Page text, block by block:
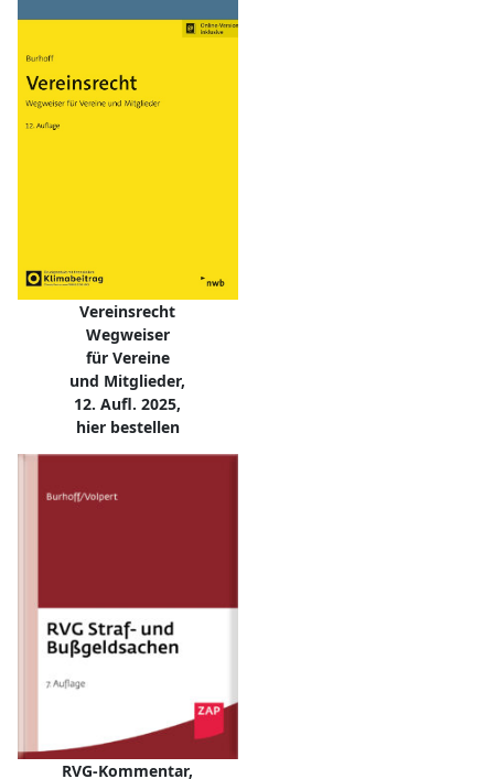
Vereinsrecht
Wegweiser
für Vereine
und Mitglieder,
12. Aufl. 2025,
hier bestellen
RVG-Kommentar,